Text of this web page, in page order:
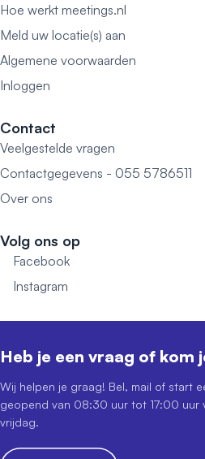
Hoe werkt meetings.nl
Meld uw locatie(s) aan
Algemene voorwaarden
Inloggen
Contact
Veelgestelde vragen
Contactgegevens - 055 5786511
Over ons
Volg ons op
Facebook
Instagram
Heb je een vraag of kom
Wij helpen je graag! Bel, mail of start
geopend van 08:30 uur tot 17:00 uur
vrijdag.